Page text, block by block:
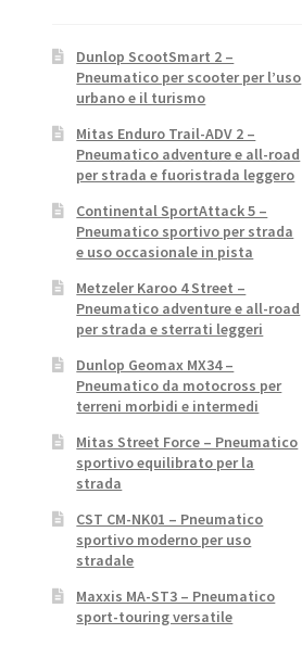
Dunlop ScootSmart 2 –
Pneumatico per scooter per l’uso
urbano e il turismo
Mitas Enduro Trail-ADV 2 –
Pneumatico adventure e all-road
per strada e fuoristrada leggero
Continental SportAttack 5 –
Pneumatico sportivo per strada
e uso occasionale in pista
Metzeler Karoo 4 Street –
Pneumatico adventure e all-road
per strada e sterrati leggeri
Dunlop Geomax MX34 –
Pneumatico da motocross per
terreni morbidi e intermedi
Mitas Street Force – Pneumatico
sportivo equilibrato per la
strada
CST CM-NK01 – Pneumatico
sportivo moderno per uso
stradale
Maxxis MA-ST3 – Pneumatico
sport-touring versatile